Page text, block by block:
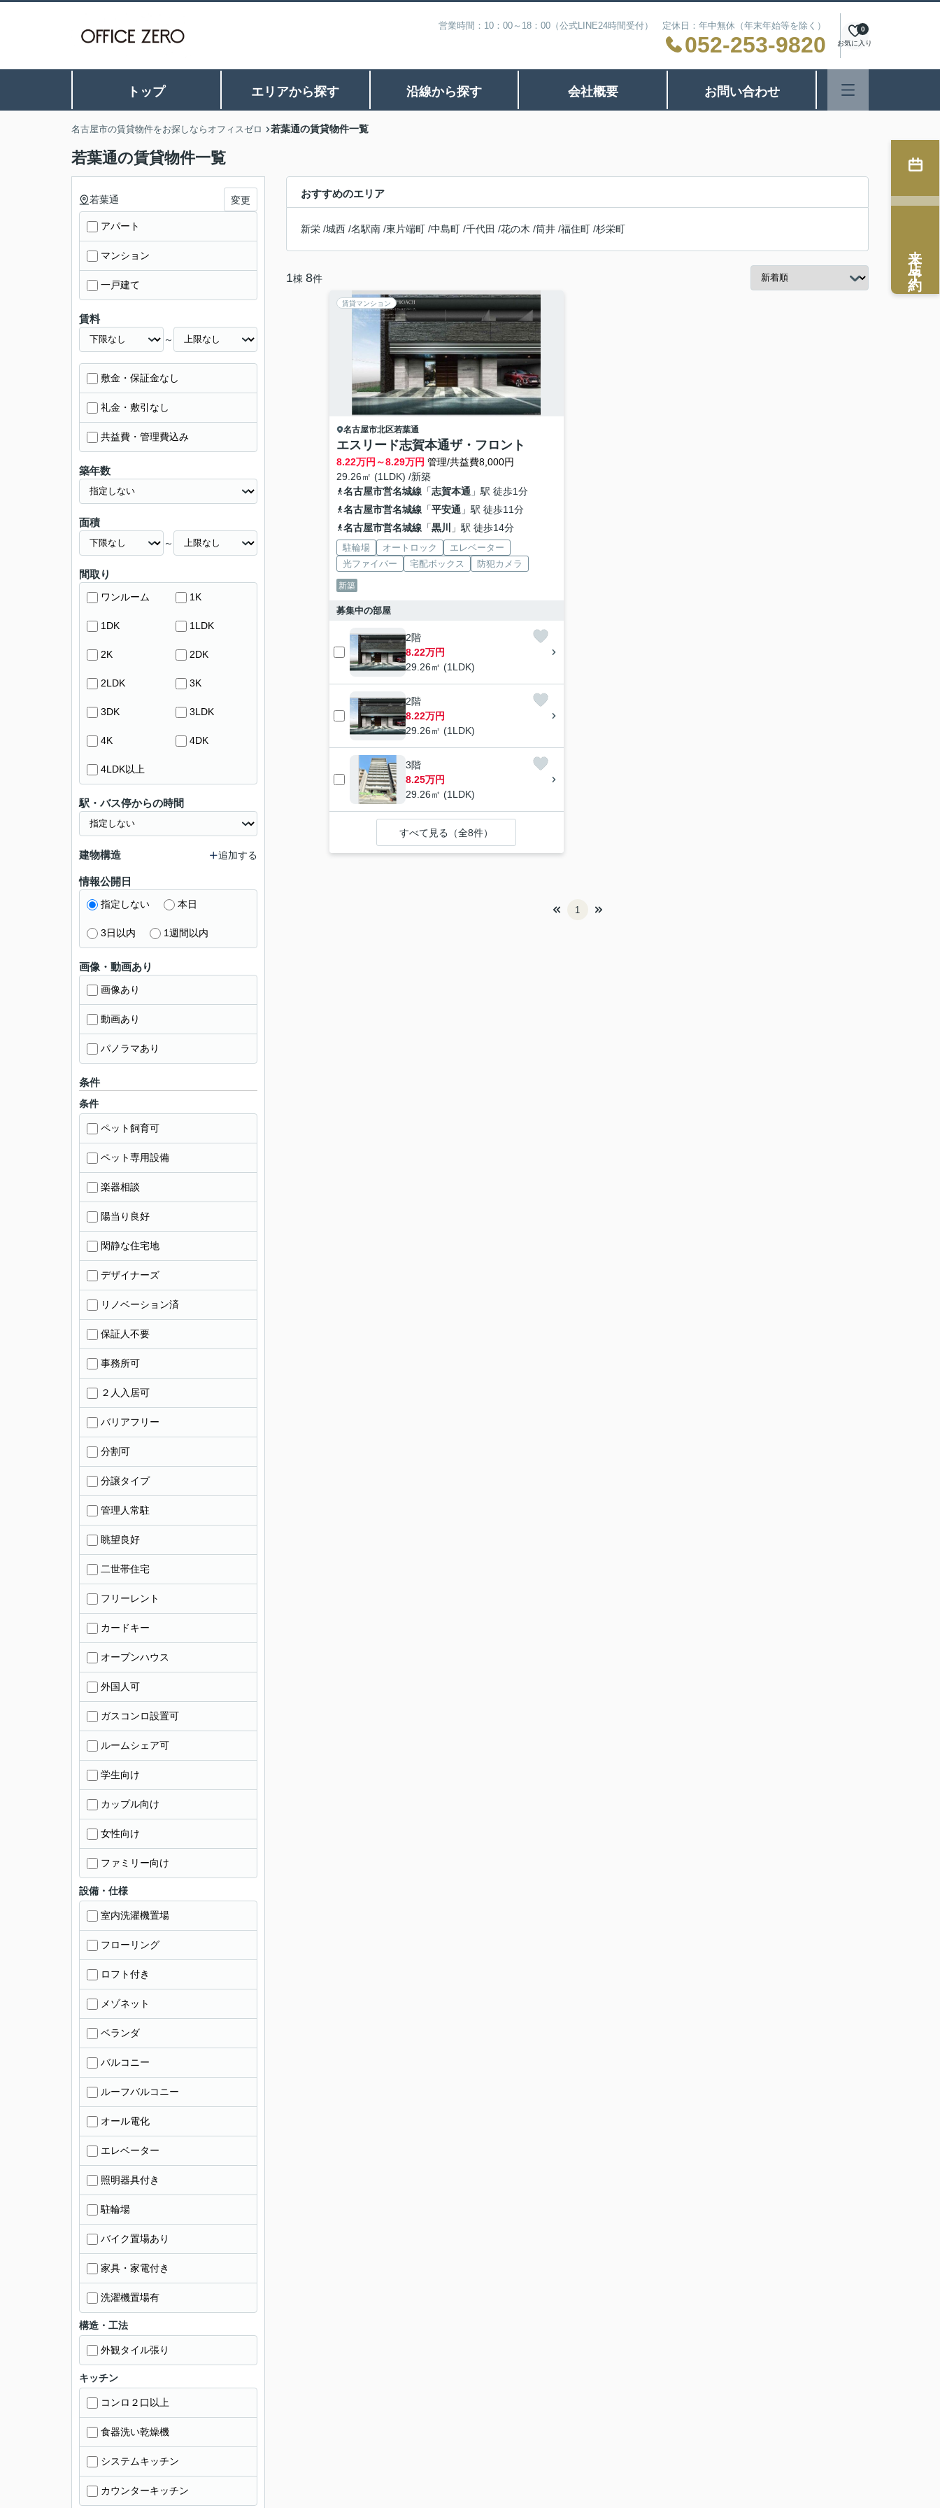
営業時間：10：00～18：00（公式LINE24時間受付） 定休日：年中無休（年末年始等を除く）
052-253-9820 お気に入り
0
トップ エリアから探す 沿線から探す 会社概要 お問い合わせ
名古屋市の賃貸物件をお探しならオフィスゼロ 若葉通の賃貸物件一覧
若葉通の賃貸物件一覧
おすすめのエリア
新栄 /城西 /名駅南 /東片端町 /中島町 /千代田 /花の木 /筒井 /福住町 /杉栄町
1棟 8件
賃貸マンション
名古屋市北区若葉通
エスリード志賀本通ザ・フロント
8.22万円～8.29万円 管理/共益費8,000円
29.26㎡ (1LDK) /新築
名古屋市営名城線「志賀本通 」駅 徒歩1分
名古屋市営名城線「平安通 」駅 徒歩11分
名古屋市営名城線「黒川 」駅 徒歩14分
駐輪場 オートロック
エレベーター
光ファイバー
宅配ボックス 防犯カメラ
新築
募集中の部屋
2階
8.22万円
29.26㎡ (1LDK)
2階
8.22万円
29.26㎡ (1LDK)
3階
8.25万円
29.26㎡ (1LDK)
すべて見る（全8件）
1
若葉通 変更
アパート
マンション
一戸建て
賃料
～
敷金・保証金なし
礼金・敷引なし
共益費・管理費込み
築年数
面積
～
間取り
ワンルーム 1K
1DK 1LDK
2K 2DK
2LDK 3K
3DK 3LDK
4K 4DK
4LDK以上
駅・バス停からの時間
建物構造 追加する
情報公開日
指定しない 本日
3日以内 1週間以内
画像・動画あり
画像あり
動画あり
パノラマあり
条件
条件
ペット飼育可
ペット専用設備
楽器相談
陽当り良好
閑静な住宅地
デザイナーズ
リノベーション済
保証人不要
事務所可
２人入居可
バリアフリー
分割可
分譲タイプ
管理人常駐
眺望良好
二世帯住宅
フリーレント
カードキー
オープンハウス
外国人可
ガスコンロ設置可
ルームシェア可
学生向け
カップル向け
女性向け
ファミリー向け
設備・仕様
室内洗濯機置場
フローリング
ロフト付き
メゾネット
ベランダ
バルコニー
ルーフバルコニー
オール電化
エレベーター
照明器具付き
駐輪場
バイク置場あり
家具・家電付き
洗濯機置場有
構造・工法
外観タイル張り
キッチン
コンロ２口以上
食器洗い乾燥機
システムキッチン
カウンターキッチン
来店予約